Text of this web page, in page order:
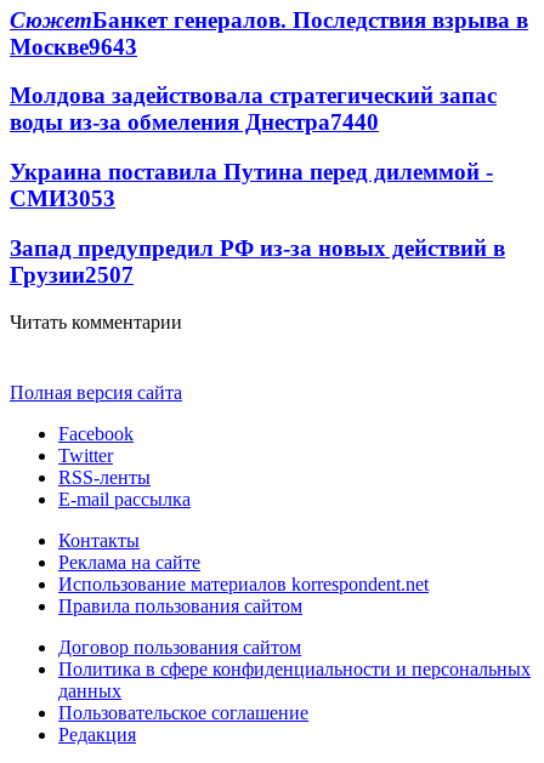
СюжетБанкет генералов. Последствия взрыва в
Москве9643
Молдова задействовала стратегический запас
воды из-за обмеления Днестра7440
Украина поставила Путина перед дилеммой -
СМИ3053
Запад предупредил РФ из-за новых действий в
Грузии2507
Читать комментарии
Полная версия сайта
Facebook
Twitter
RSS-ленты
E-mail рассылка
Контакты
Реклама на сайте
Использование материалов korrespondent.net
Правила пользования сайтом
Договор пользования сайтом
Политика в сфере конфиденциальности и персональных
данных
Пользовательское соглашение
Редакция